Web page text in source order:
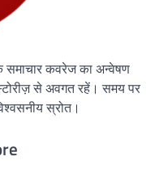
समाचार कवरेज का अन्वेषण
से अवगत रहें। समय पर
स्रोत।